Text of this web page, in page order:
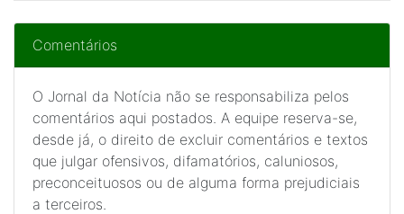
Comentários
O Jornal da Notícia não se responsabiliza pelos
comentários aqui postados. A equipe reserva-se,
desde já, o direito de excluir comentários e textos
que julgar ofensivos, difamatórios, caluniosos,
preconceituosos ou de alguma forma prejudiciais
a terceiros.